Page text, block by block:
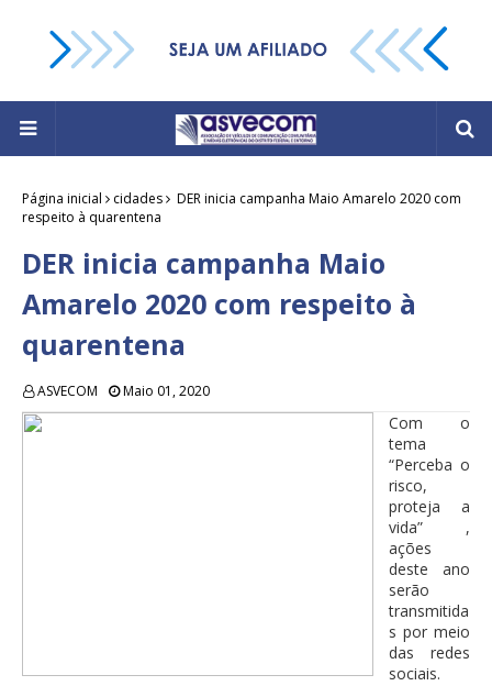
Página inicial cidades
DER inicia campanha Maio Amarelo 2020 com
respeito à quarentena
DER inicia campanha Maio
Amarelo 2020 com respeito à
quarentena
ASVECOM Maio 01, 2020
Com o
tema
“Perceba o
risco,
proteja a
vida” ,
ações
deste ano
serão
transmitida
s por meio
das redes
sociais.